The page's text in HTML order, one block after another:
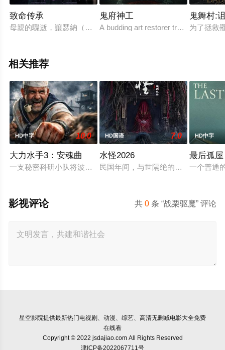
致命传承
母親的驟逝，讓瑟納（布萊恩多馬尼飾演）與黛惟（亞薩明賈
鬼府神工
A budding art restorer travels to a
鬼舞村:
为了拯救
相关推荐
HD中字 10.0
大力水手3：安魂曲
一支秘密科研小队将波派囚禁在地下军事基地，试图驯化并利
HD国语 7.0
水怪2026
民国年间，与世隔绝的怪水村被湖中
HD中字
最后孤屋
一个普通
共0 条 “战栗驱魔” 评论
影视评论
星空影院提供最新热门电视剧、动漫、综艺、高清无删减电影大全免费
在线看
Copyright © 2022 jsdajiao.com All Rights Reserved
津ICP备2022067711号